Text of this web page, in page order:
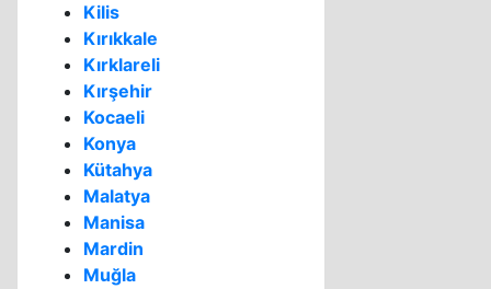
Kilis
Kırıkkale
Kırklareli
Kırşehir
Kocaeli
Konya
Kütahya
Malatya
Manisa
Mardin
Muğla